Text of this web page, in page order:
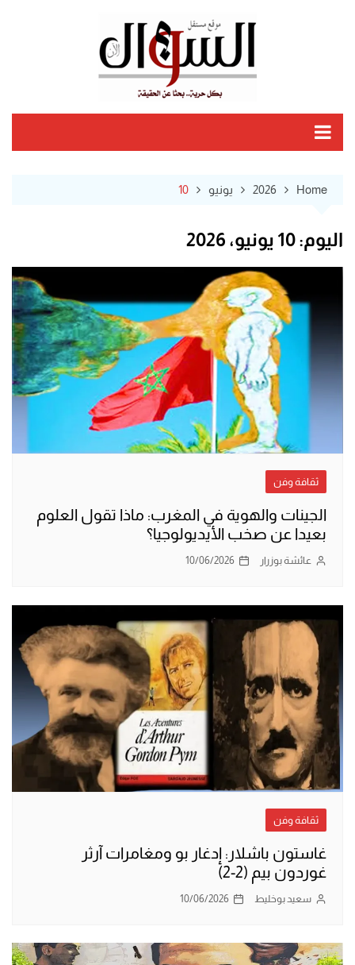
Home
2026 يونيو 10
اليوم:10 يونيو، 2026
ثقافة وفن
الجينات والهوية في المغرب: ماذا تقول العلوم
بعيدا عن صخب الأيديولوجيا؟
عائشة بوزرار 10/06/2026
ثقافة وفن
غاستون باشلار: إدغار بو ومغامرات آرثر
غوردون بيم (2-2)
سعيد بوخليط 10/06/2026